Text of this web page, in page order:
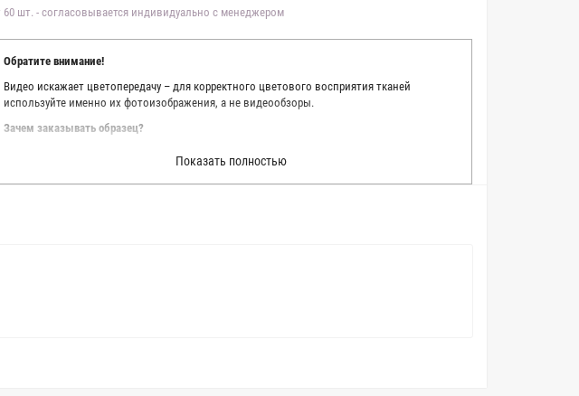
60 шт. - согласовывается индивидуально с менеджером
Обратите внимание!
Видео искажает цветопередачу – для корректного цветового восприятия тканей
используйте именно их фотоизображения, а не видеообзоры.
Зачем заказывать образец?
Мы делаем все возможное, чтобы точно описать цвет каждой ткани из нашего каталога.
Мы осматриваем и фотографируем каждую ткань в естественном свете, стараемся
находить только правильные цветовые условия и описания. Но несмотря на наши
Показать полностью